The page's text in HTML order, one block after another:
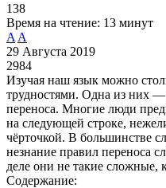
138
Время на чтение: 13 минут
A A
29 Августа 2019
2984
Изучая наш язык можно
трудностями. Одна из них —
переноса. Многие люди
на следующей строке,
чёрточкой. В большинстве
незнание правил переноса
деле они не такие сложные,
Содержание: